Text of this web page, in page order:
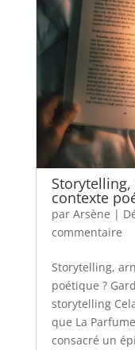
contexte
par Arsène |
commentaire
Storytelling,
poétique ?
storytelling
que La
consacré un